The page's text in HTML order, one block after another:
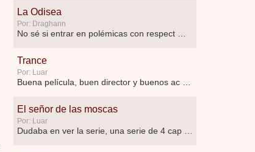
La Odisea
Por: Draghann
No sé si entrar en polémicas con respect …
Trance
Por: Luar
Buena película, buen director y buenos ac …
El señor de las moscas
Por: Luar
Dudaba en ver la serie, una serie de 4 cap …